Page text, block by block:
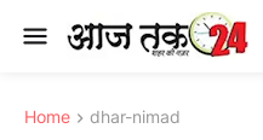
Home dhar-nimad